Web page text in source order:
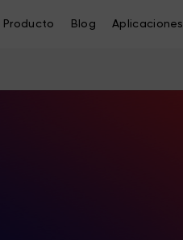
Producto Blog Aplicaciones